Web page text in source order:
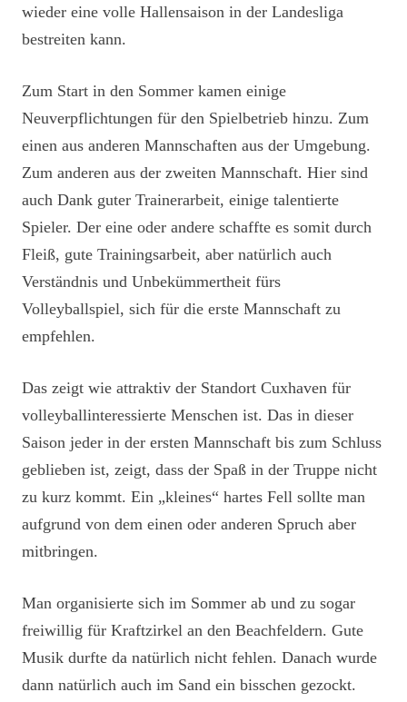
wieder eine volle Hallensaison in der Landesliga
bestreiten kann.
Zum Start in den Sommer kamen einige
Neuverpflichtungen für den Spielbetrieb hinzu. Zum
einen aus anderen Mannschaften aus der Umgebung.
Zum anderen aus der zweiten Mannschaft. Hier sind
auch Dank guter Trainerarbeit, einige talentierte
Spieler. Der eine oder andere schaffte es somit durch
Fleiß, gute Trainingsarbeit, aber natürlich auch
Verständnis und Unbekümmertheit fürs
Volleyballspiel, sich für die erste Mannschaft zu
empfehlen.
Das zeigt wie attraktiv der Standort Cuxhaven für
volleyballinteressierte Menschen ist. Das in dieser
Saison jeder in der ersten Mannschaft bis zum Schluss
geblieben ist, zeigt, dass der Spaß in der Truppe nicht
zu kurz kommt. Ein „kleines“ hartes Fell sollte man
aufgrund von dem einen oder anderen Spruch aber
mitbringen.
Man organisierte sich im Sommer ab und zu sogar
freiwillig für Kraftzirkel an den Beachfeldern. Gute
Musik durfte da natürlich nicht fehlen. Danach wurde
dann natürlich auch im Sand ein bisschen gezockt.